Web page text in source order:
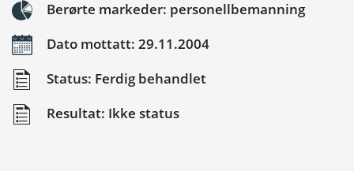
Berørte markeder: personellbemanning
Dato mottatt: 29.11.2004
Status: Ferdig behandlet
Resultat: Ikke status